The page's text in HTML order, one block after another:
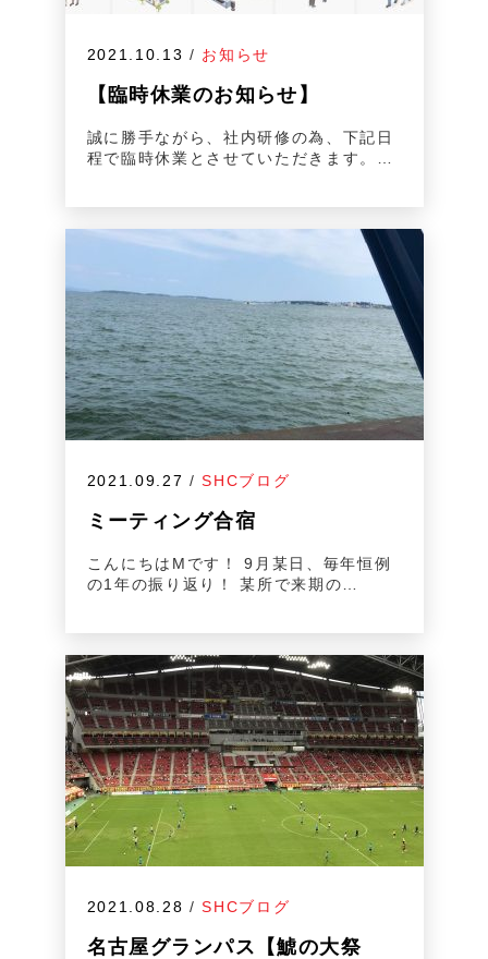
2021.10.13 / お知らせ
【臨時休業のお知らせ】
誠に勝手ながら、社内研修の為、下記日
程で臨時休業とさせていただきます。…
2021.09.27 /SHCブログ
ミーティング合宿
こんにちはMです！ 9月某日、毎年恒例
の1年の振り返り！ 某所で来期の…
2021.08.28 /SHCブログ
名古屋グランパス【鯱の大祭